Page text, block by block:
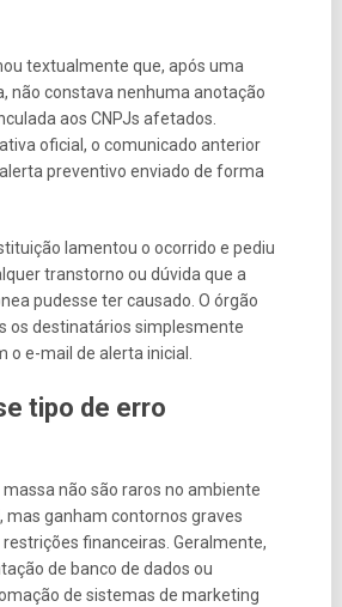
textualmente que, após uma
não constava nenhuma anotação
aos CNPJs afetados.
oficial, o comunicado anterior
preventivo enviado de forma
lamentou o ocorrido e pediu
transtorno ou dúvida que a
pudesse ter causado. O órgão
os destinatários simplesmente
o e-mail de alerta inicial.
tipo de erro
não são raros no ambiente
mas ganham contornos graves
financeiras. Geralmente,
de banco de dados ou
de sistemas de marketing